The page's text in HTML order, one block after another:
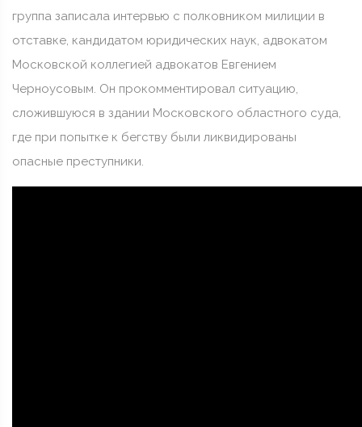
группа записала интервью с полковником милиции в
отставке, кандидатом юридических наук, адвокатом
Московской коллегией адвокатов Евгением
Черноусовым. Он прокомментировал ситуацию,
сложившуюся в здании Московского областного суда,
где при попытке к бегству были ликвидированы
опасные преступники.